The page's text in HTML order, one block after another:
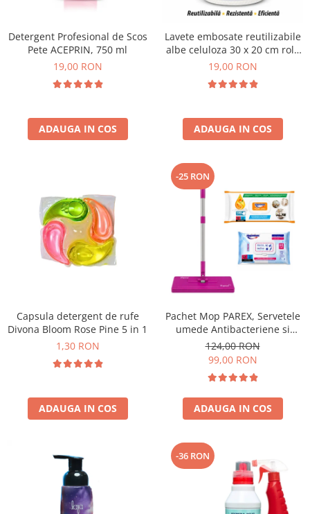
Sampon
Sare de baie
Servetele Umede
Detergent Profesional de Scos
Pete ACEPRIN, 750 ml
19,00 RON
ADAUGA IN COS
Lavete embosate reutilizabile
albe celuloza 30 x 20 cm rola
50 bucati
19,00 RON
ADAUGA IN COS
Capsula detergent de rufe
Divona Bloom Rose Pine 5 in 1
1,30 RON
ADAUGA IN COS
-25 RON
Pachet Mop PAREX, Servetele
umede Antibacteriene si
Multisuprafete
124,00 RON
99,00 RON
ADAUGA IN COS
-36 RON